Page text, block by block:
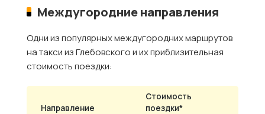
Междугородние направления
Одни из популярных междугородних маршрутов
на такси из Глебовского и их приблизительная
стоимость поездки:
Направление
Стоимость
поездки*